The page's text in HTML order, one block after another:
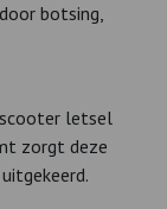
botsing,
letsel
zorgt deze